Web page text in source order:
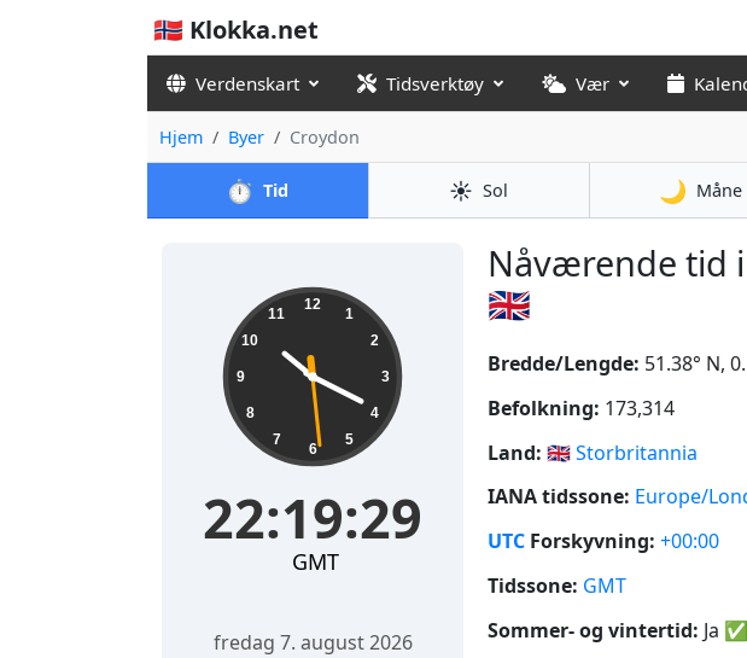
🇳🇴 Klokka.net
Verdenskart Tidsverktøy Vær
Hjem Byer Croydon
⏱️ Tid ☀️ Sol 🌙 Måne
Nåværende tid
🇬🇧
22:19:29 12
1
2
3
4
5
6
7
8
9
10
11
22:19:29
GMT
fredag 7. august 2026
Bredde/Lengde: 51.38° N,
Befolkning: 173,314
Land: 🇬🇧Storbritannia
IANA tidssone: Europe/
UTC Forskyvning: +00:00
Tidssone: GMT
Sommer- og vintertid: Ja ✅